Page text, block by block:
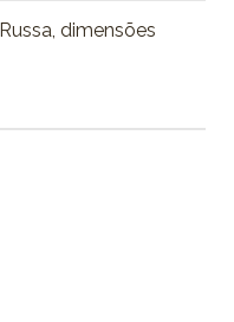
dimensões